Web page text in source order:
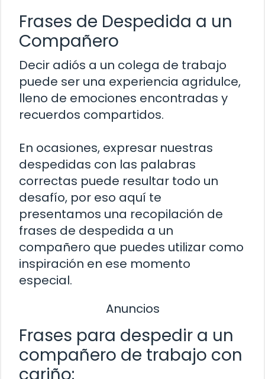
Frases de Despedida a un
Compañero
Decir adiós a un colega de trabajo
puede ser una experiencia agridulce,
lleno de emociones encontradas y
recuerdos compartidos.
En ocasiones, expresar nuestras
despedidas con las palabras
correctas puede resultar todo un
desafío, por eso aquí te
presentamos una recopilación de
frases de despedida a un
compañero que puedes utilizar como
inspiración en ese momento
especial.
Anuncios
Frases para despedir a un
compañero de trabajo con